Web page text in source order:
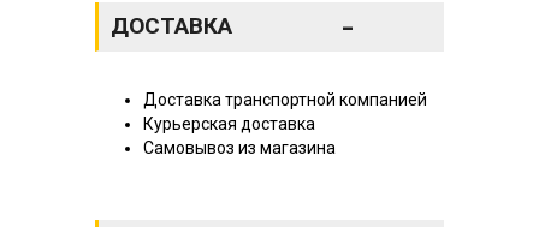
ДОСТАВКА -
Доставка транспортной компанией
Курьерская доставка
Самовывоз из магазина